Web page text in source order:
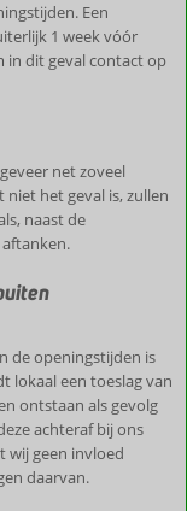
Een
1 week vóór
in dit geval contact op
net zoveel
het geval is, zullen
naast de
de openingstijden is
lokaal een toeslag van
ontstaan als gevolg
achteraf bij ons
wij geen invloed
daarvan.